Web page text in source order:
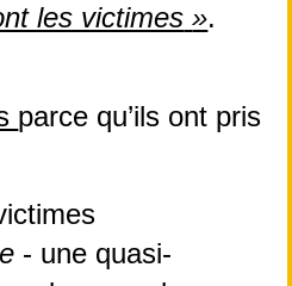
les victimes ».
parce qu’ils ont pris
- une quasi-